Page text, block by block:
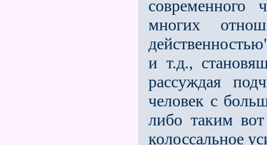
современного
многих
и т.д.,
рассуждая
человек с
либо таким
колоссальное